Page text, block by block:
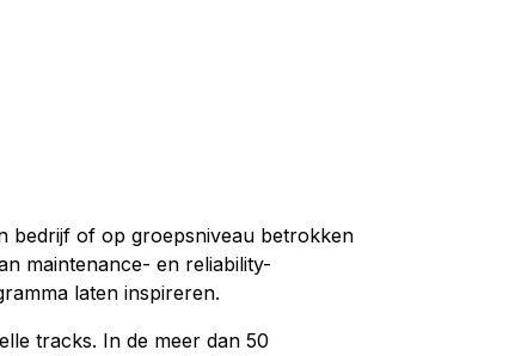
bedrijf of op groepsniveau betrokken
maintenance- en reliability-
laten inspireren.
tracks. In de meer dan 50